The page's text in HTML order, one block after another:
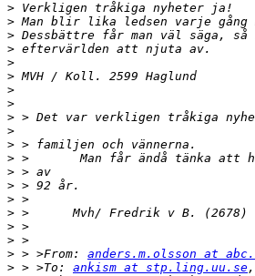
>
>
>
>
>
>
>
>
>
>
>
>
>
>
>
>
>
>
> > >From: anders.m.olsson at
> > >To: ankism at stp.ling.uu.se,